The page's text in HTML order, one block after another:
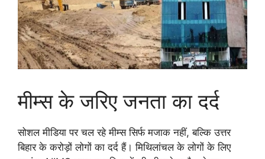
मीम्स के जरिए जनता का दर्द
सोशल मीडिया पर चल रहे मीम्स सिर्फ मजाक नहीं, बल्कि उत्तर
बिहार के करोड़ों लोगों का दर्द हैं। मिथिलांचल के लोगों के लिए